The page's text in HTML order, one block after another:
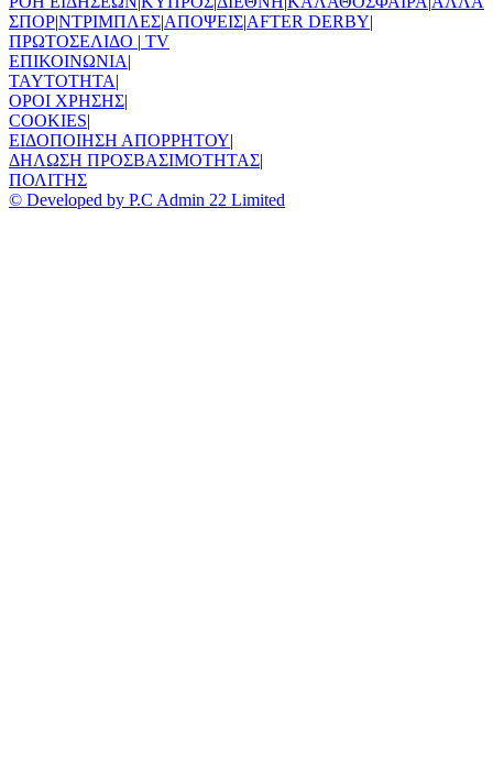
ΣΠΟΡ|ΝΤΡΙΜΠΛΕΣ|ΑΠΟΨΕΙΣ|AFTER DERBY|
ΠΡΩΤΟΣΕΛΙΔΟ | TV
ΕΠΙΚΟΙΝΩΝΙΑ|
TAYTOTHTA|
ΟΡΟΙ ΧΡΗΣΗΣ|
COOKIES|
ΕΙΔΟΠΟΙΗΣΗ ΑΠΟΡΡΗΤΟΥ|
ΔΗΛΩΣΗ ΠΡΟΣΒΑΣΙΜΟΤΗΤΑΣ|
ΠΟΛΙΤΗΣ
© Developed by P.C Admin 22 Limited